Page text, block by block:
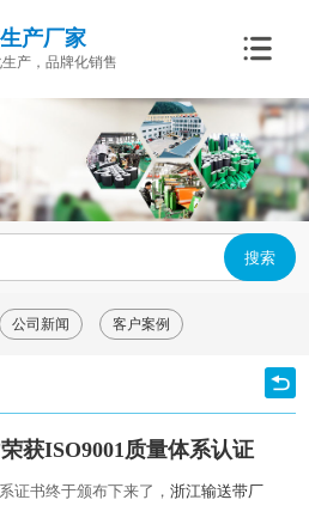
产厂家
产，品牌化销售
搜索
公司新闻 客户案例
获ISO9001质量体系认证
证书终于颁布下来了，浙江输送带厂